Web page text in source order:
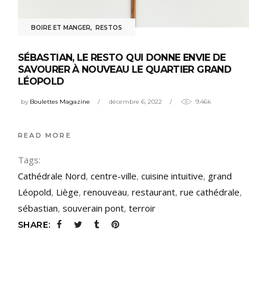
BOIRE ET MANGER, RESTOS
SÉBASTIAN, LE RESTO QUI DONNE ENVIE DE
SAVOURER À NOUVEAU LE QUARTIER GRAND
LÉOPOLD
by Boulettes Magazine décembre 6, 2022 9.46k
READ MORE
Tags:
Cathédrale Nord, centre-ville, cuisine intuitive, grand
Léopold, Liège, renouveau, restaurant, rue cathédrale,
sébastian, souverain pont, terroir
SHARE: